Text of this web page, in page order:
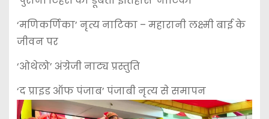
‘मणिकर्णिका’ नृत्य नाटिका – महारानी लक्ष्मी बाई के
जीवन पर
‘ओथेलो’ अंग्रेजी नाट्य प्रस्तुति
‘द प्राइड ऑफ पंजाब’ पंजाबी नृत्य से समापन